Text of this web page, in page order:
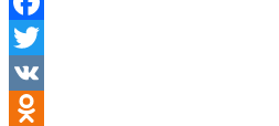
Facebook
Twitter
VK